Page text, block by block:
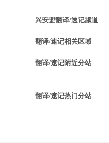
兴安盟翻译/速记频道
翻译/速记相关区域
翻译/速记附近分站
翻译/速记热门分站